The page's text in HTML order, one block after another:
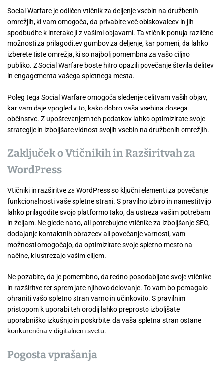
Social Warfare je odličen vtičnik za deljenje vsebin na družbenih
omrežjih, ki vam omogoča, da privabite več obiskovalcev in jih
spodbudite k interakciji z vašimi objavami. Ta vtičnik ponuja različne
možnosti za prilagoditev gumbov za deljenje, kar pomeni, da lahko
izberete tiste omrežja, ki so najbolj pomembna za vašo ciljno
publiko. Z Social Warfare boste hitro opazili povečanje števila delitev
in engagementa vašega spletnega mesta.
Poleg tega Social Warfare omogoča sledenje delitvam vaših objav,
kar vam daje vpogled v to, kako dobro vaša vsebina dosega
občinstvo. Z upoštevanjem teh podatkov lahko optimizirate svoje
strategije in izboljšate vidnost svojih vsebin na družbenih omrežjih.
Zaključek o Vtičnikih in Razširitvah za
WordPress
Vtičniki in razširitve za WordPress so ključni elementi za povečanje
funkcionalnosti vaše spletne strani. S pravilno izbiro in namestitvijo
lahko prilagodite svojo platformo tako, da ustreza vašim potrebam
in željam. Ne glede na to, ali potrebujete vtičnike za izboljšanje SEO,
dodajanje kontaktnih obrazcev ali povečanje varnosti, vam
možnosti omogočajo, da optimizirate svoje spletno mesto na
načine, ki ustrezajo vašim ciljem.
Ne pozabite, da je pomembno, da redno posodabljate svoje vtičnike
in razširitve ter spremljate njihovo delovanje. To vam bo pomagalo
ohraniti vašo spletno stran varno in učinkovito. S pravilnim
pristopom k uporabi teh orodij lahko preprosto izboljšate
uporabniško izkušnjo in poskrbite, da vaša spletna stran ostane
konkurenčna v digitalnem svetu.
Pogosta vprašanja